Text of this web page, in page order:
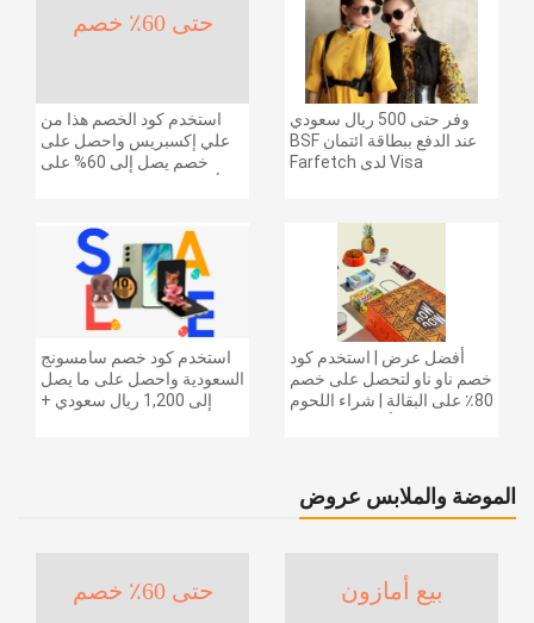
حتى 60٪ خصم
استخدم كود الخصم هذا من
علي إكسبريس واحصل على
خصم يصل إلى 60% على
بقيمة 155 دولارًا أمريكيًا على
الطلبات التي تزيد قيمتها عن
1425 ريالًا سعوديًا | شحن مج
وفر حتى 500 ريال سعودي
عند الدفع ببطاقة ائتمان BSF
Visa لدى Farfetch
استخدم كود خصم سامسونج
السعودية واحصل على ما يصل
إلى 1,200 ريال سعودي +
أفضل عرض | استخدم كود
خصم ناو ناو لتحصل على خصم
80٪ على البقالة | شراء اللحوم
الموضة والملابس عروض
حتى 60٪ خصم بيع أمازون